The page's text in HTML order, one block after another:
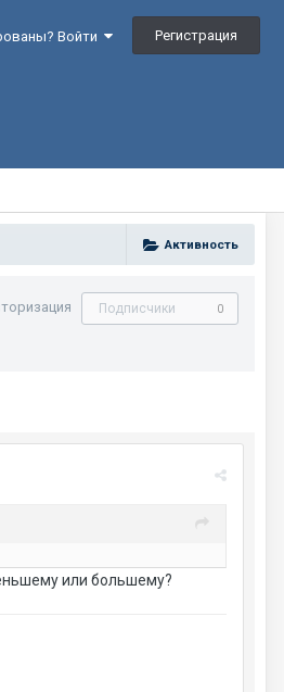
Войти Регистрация
Активность
Подписчики 0
или большему?